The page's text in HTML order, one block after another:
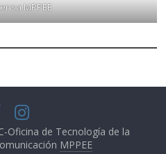
MPPEE
Oficina de Tecnología de la
MPPEE